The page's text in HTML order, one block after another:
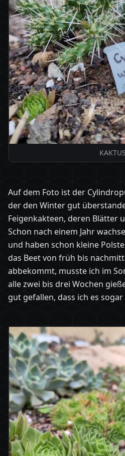
KAKTUS
Auf dem Foto ist der
der den Winter gut
Feigenkakteen, deren Blätter
Schon nach einem Jahr
und haben schon kleine
das Beet von früh bis
abbekommt, musste ich im
alle zwei bis drei Wochen
gut gefallen, dass ich es